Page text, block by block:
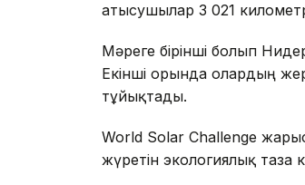
Қатысушылар 3 021
Мәреге бірінші болып
Екінші орында олардың
тұйықтады.
World Solar Challenge
жүретін экологиялық таза